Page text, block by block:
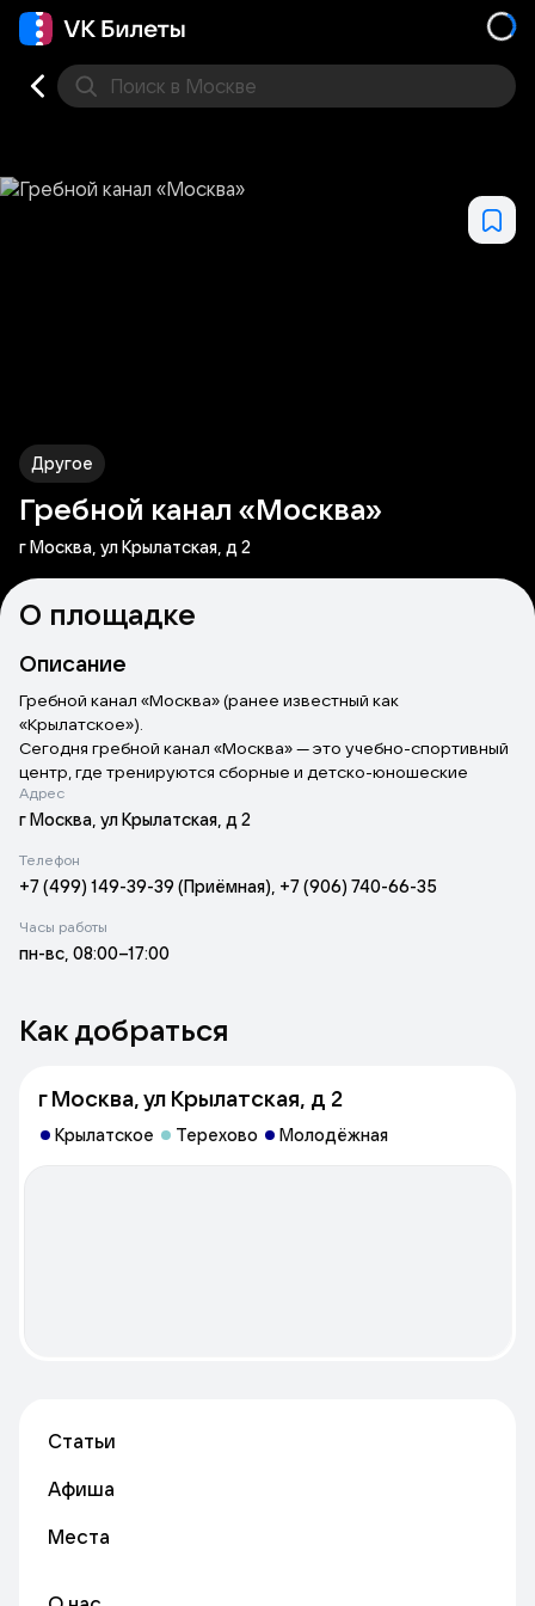
Поиск в Москве
Другое
Гребной канал «Москва»
г Москва, ул Крылатская, д 2
О площадке
Описание
Гребной канал «Москва» (ранее известный как
«Крылатское»).
Сегодня гребной канал «Москва» — это учебно-спортивный
центр, где тренируются сборные и детско-юношеские
команды, работают спортивные школы и секции, проводятся
соревнования и сборы. На территории комплекса есть
комплекс (ФОК), эллинги для хранения спортивных судов,
бассейны, спортивные залы и медико-восстановительный
Адрес
г Москва, ул Крылатская, д 2
Телефон
+7 (499) 149-39-39 (Приёмная), +7 (906) 740-66-35
Часы работы
пн-вс, 08:00–17:00
Как добраться
г Москва, ул Крылатская, д 2
Крылатское Терехово Молодёжная
Статьи
Афиша
Места